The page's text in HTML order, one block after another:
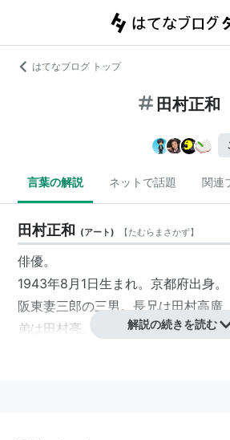
はてなブログ トップ
田村正和
言葉の解説 ネットで話題 関連
田村正和 (アート) 【たむらまさかず】
俳優。
1943年8月1日生まれ。京都府出身。
阪東妻三郎の三男。長兄は田村高廣
弟は田村亮。
解説の続きを読む